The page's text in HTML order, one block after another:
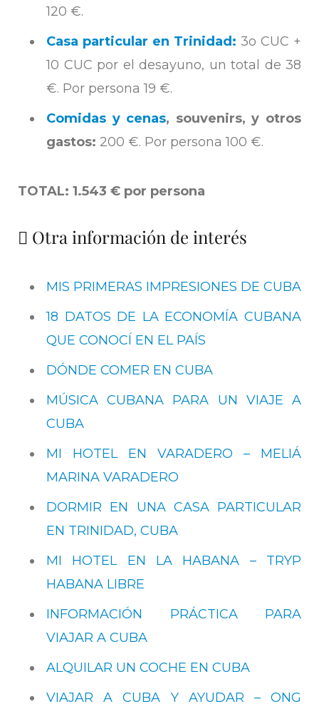
120 €.
Casa particular en Trinidad: 3o CUC +
10 CUC por el desayuno, un total de 38
€. Por persona 19 €.
Comidas y cenas, souvenirs, y otros
gastos: 200 €. Por persona 100 €.
TOTAL: 1.543 € por persona
Otra información de interés
MIS PRIMERAS IMPRESIONES DE CUBA
18 DATOS DE LA ECONOMÍA CUBANA
QUE CONOCÍ EN EL PAÍS
DÓNDE COMER EN CUBA
MÚSICA CUBANA PARA UN VIAJE A
CUBA
MI HOTEL EN VARADERO – MELIÁ
MARINA VARADERO
DORMIR EN UNA CASA PARTICULAR
EN TRINIDAD, CUBA
MI HOTEL EN LA HABANA – TRYP
HABANA LIBRE
INFORMACIÓN PRÁCTICA PARA
VIAJAR A CUBA
ALQUILAR UN COCHE EN CUBA
VIAJAR A CUBA Y AYUDAR – ONG